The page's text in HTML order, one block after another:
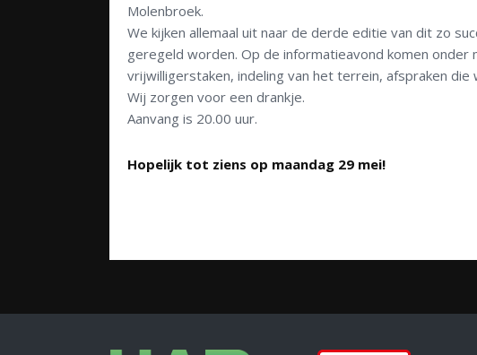
Molenbroek.
We kijken allemaal uit naar de derde editie van dit zo
geregeld worden. Op de informatieavond komen onder
vrijwilligerstaken, indeling van het terrein, afspraken
Wij zorgen voor een drankje.
Aanvang is 20.00 uur.
Hopelijk tot ziens op maandag 29 mei!